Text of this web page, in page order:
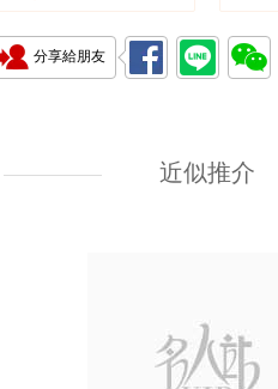
分享給朋友
近似推介
4,980.00